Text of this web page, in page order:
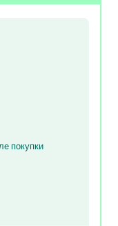
покупки